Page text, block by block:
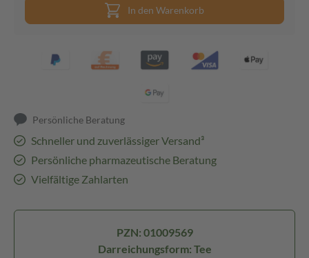
In den Warenkorb
Persönliche Beratung
Schneller und zuverlässiger Versand³
Persönliche pharmazeutische Beratung
Vielfältige Zahlarten
PZN: 01009569
Darreichungsform: Tee